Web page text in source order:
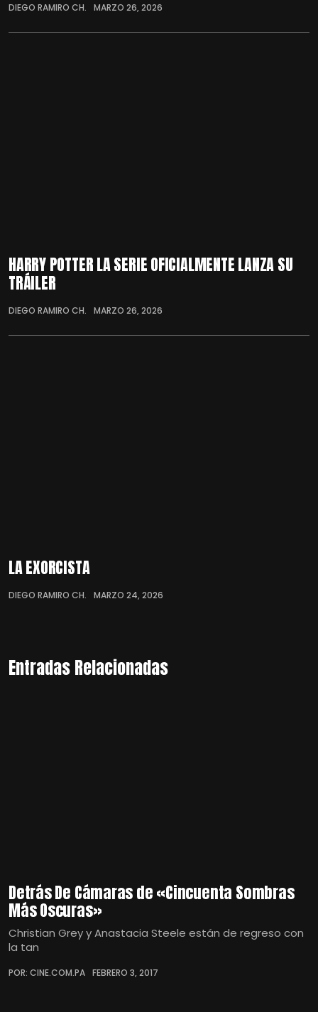
DIEGO RAMIRO CH. MARZO 26, 2026
HARRY POTTER LA SERIE OFICIALMENTE LANZA SU
TRÁILER
DIEGO RAMIRO CH. MARZO 26, 2026
LA EXORCISTA
DIEGO RAMIRO CH. MARZO 24, 2026
Entradas Relacionadas
Detrás De Cámaras de «Cincuenta Sombras
Más Oscuras»
Christian Grey y Anastacia Steele están de regreso con
la tan
POR: CINE.COM.PA FEBRERO 3, 2017